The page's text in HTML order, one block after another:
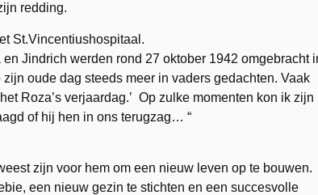
redding.
St.Vincentiushospitaal.
Jindrich werden rond 27 oktober 1942 omgebracht
oude dag steeds meer in vaders gedachten. Vaak
Roza’s verjaardag.’ Op zulke momenten kon ik zijn
of hij hen in ons terugzag… “
zijn voor hem om een nieuw leven op te bouwen.
een nieuw gezin te stichten en een succesvolle